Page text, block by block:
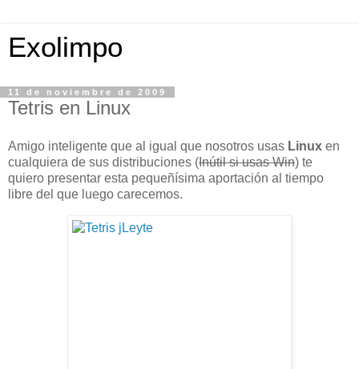
Exolimpo
11 de noviembre de 2009
Tetris en Linux
Amigo inteligente que al igual que nosotros usas Linux en
cualquiera de sus distribuciones (Inútil si usas Win) te
quiero presentar esta pequeñísima aportación al tiempo
libre del que luego carecemos.